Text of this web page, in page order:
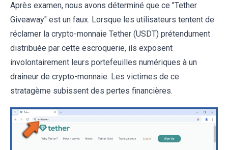
Après examen, nous avons déterminé que ce "Tether
Giveaway" est un faux. Lorsque les utilisateurs tentent de
réclamer la crypto-monnaie Tether (USDT) prétendument
distribuée par cette escroquerie, ils exposent
involontairement leurs portefeuilles numériques à un
draineur de crypto-monnaie. Les victimes de ce
stratagème subissent des pertes financières.